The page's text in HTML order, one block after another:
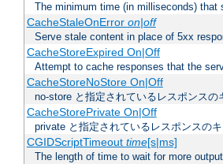
The minimum time (in milliseconds) that
CacheStaleOnError on|off
Serve stale content in place of 5xx
CacheStoreExpired On|Off
Attempt to cache responses that the
CacheStoreNoStore On|Off
no-store と指定されているレスポンスの
CacheStorePrivate On|Off
private と指定されているレスポンスのキ
CGIDScriptTimeout time[s|ms]
The length of time to wait for more